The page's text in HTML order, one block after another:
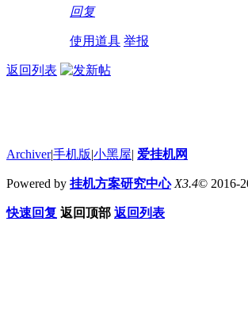
回复
使用道具 举报
返回列表
Archiver|手机版|小黑屋| 爱挂机网
Powered by 挂机方案研究中心 X3.4© 2016-
快速回复 返回顶部 返回列表